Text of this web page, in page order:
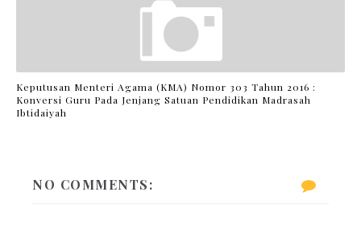
Keputusan Menteri Agama (KMA) Nomor 303 Tahun 2016 :
Konversi Guru Pada Jenjang Satuan Pendidikan Madrasah
Ibtidaiyah
NO COMMENTS: